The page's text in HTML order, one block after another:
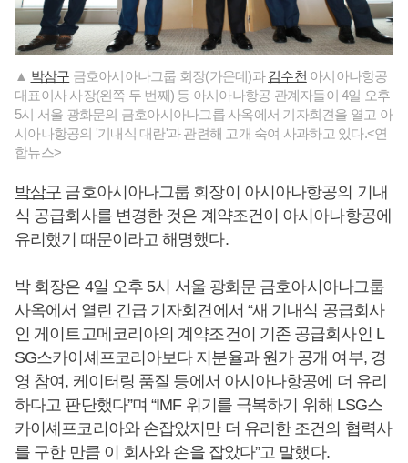
▲ 박삼구 금호아시아나그룹 회장(가운데)과김수천 아시아나항공
대표이사 사장(왼쪽 두 번째) 등 아시아나항공 관계자들이 4일 오후
5시 서울 광화문의 금호아시아나그룹 사옥에서 기자회견을 열고 아
시아나항공의 '기내식 대란'과 관련해 고개 숙여 사과하고 있다.<연
합뉴스>
박삼구 금호아시아나그룹 회장이 아시아나항공의 기내
식 공급회사를 변경한 것은 계약조건이 아시아나항공에
유리했기 때문이라고 해명했다.
박 회장은 4일 오후 5시 서울 광화문 금호아시아나그룹
사옥에서 열린 긴급 기자회견에서 “새 기내식 공급회사
인 게이트고메코리아의 계약조건이 기존 공급회사인 L
SG스카이셰프코리아보다 지분율과 원가 공개 여부, 경
영 참여, 케이터링 품질 등에서 아시아나항공에 더 유리
하다고 판단했다”며 “IMF 위기를 극복하기 위해 LSG스
카이셰프코리아와 손잡았지만 더 유리한 조건의 협력사
를 구한 만큼 이 회사와 손을 잡았다”고 말했다.